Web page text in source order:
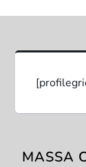
MASSA